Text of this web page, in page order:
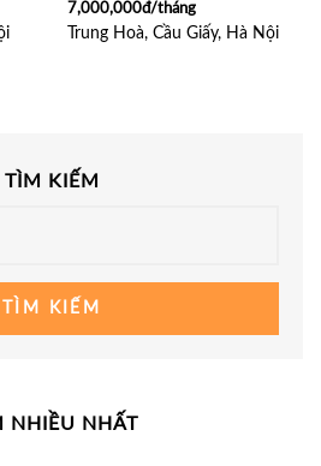
7,000,000đ/tháng
Trung Hoà, Cầu Giấy, Hà Nội
TÌM KIẾM
TÌM KIẾM
NHIỀU NHẤT